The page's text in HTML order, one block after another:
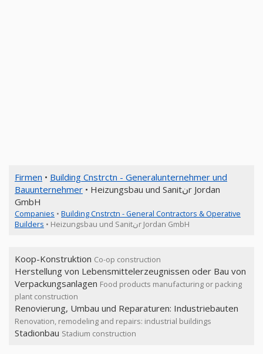
Firmen • Building Cnstrctn - Generalunternehmer und
Bauunternehmer • Heizungsbau und Sanitنr Jordan
GmbH
Companies • Building Cnstrctn - General Contractors & Operative
Builders
• Heizungsbau und Sanitنr Jordan GmbH
Koop-Konstruktion Co-op construction
Herstellung von Lebensmittelerzeugnissen oder Bau von
Verpackungsanlagen Food products manufacturing or packing
plant construction
Renovierung, Umbau und Reparaturen: Industriebauten
Renovation, remodeling and repairs: industrial buildings
Stadionbau Stadium construction